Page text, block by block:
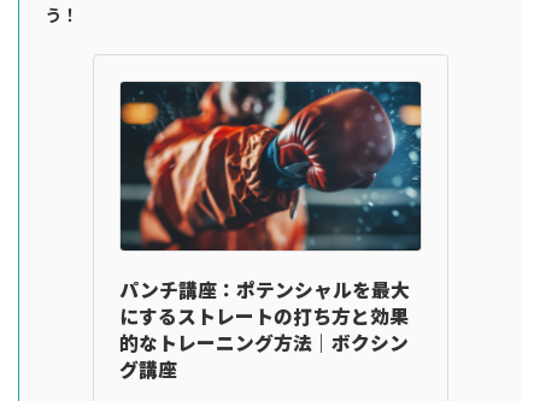
う！
パンチ講座：ポテンシャルを最大
にするストレートの打ち方と効果
的なトレーニング方法｜ボクシン
グ講座